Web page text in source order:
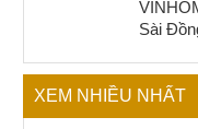
Sài
XEM NHIỀU NHẤT